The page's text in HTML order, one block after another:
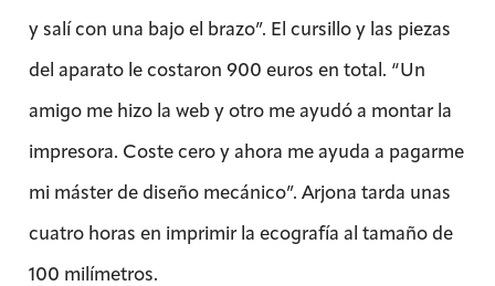
y salí con una bajo el brazo”. El cursillo y las piezas
del aparato le costaron 900 euros en total. “Un
amigo me hizo la web y otro me ayudó a montar la
impresora. Coste cero y ahora me ayuda a pagarme
mi máster de diseño mecánico”. Arjona tarda unas
cuatro horas en imprimir la ecografía al tamaño de
100 milímetros.